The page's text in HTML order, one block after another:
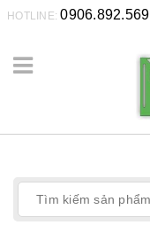
HOTLINE:0906.892.569